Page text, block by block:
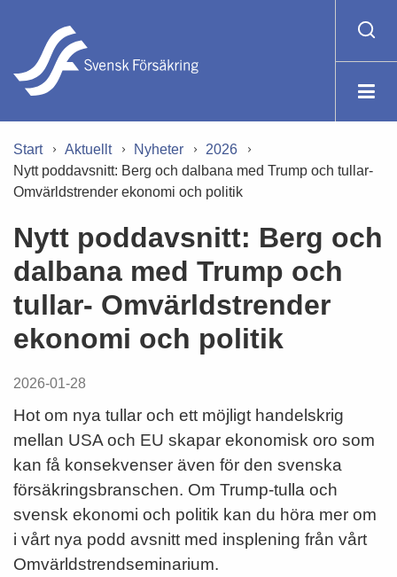
Start Aktuellt Nyheter
2026
Nytt poddavsnitt: Berg och dalbana med Trump och tullar-
Omvärldstrender ekonomi och politik
Nytt poddavsnitt: Berg och
dalbana med Trump och
tullar- Omvärldstrender
ekonomi och politik
2026-01-28
Hot om nya tullar och ett möjligt handelskrig
mellan USA och EU skapar ekonomisk oro som
kan få konsekvenser även för den svenska
försäkringsbranschen. Om Trump-tulla och
svensk ekonomi och politik kan du höra mer om
i vårt nya podd avsnitt med insplening från vårt
Omvärldstrendseminarium.